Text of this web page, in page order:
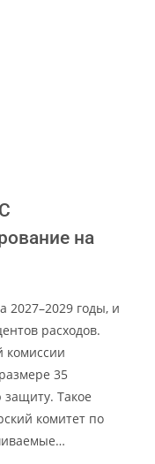
на
2027–2029 годы, и
расходов.
комиссии
35
Такое
комитет по